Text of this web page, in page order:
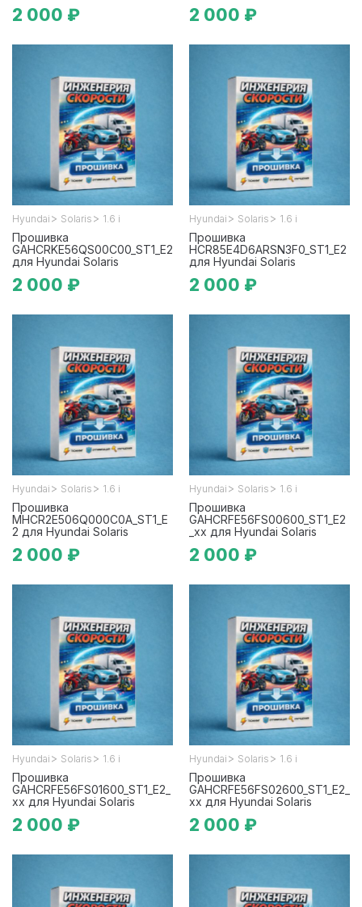
2 000 ₽ 2 000 ₽
Hyundai > Solaris > 1.6 i
Прошивка
GAHCRKE56QS00C00_ST1_E2
для Hyundai Solaris
2 000 ₽
Hyundai > Solaris > 1.6 i
Прошивка
HCR85E4D6ARSN3F0_ST1_E2
для Hyundai Solaris
2 000 ₽
Hyundai > Solaris > 1.6 i
Прошивка
MHCR2E506Q000C0A_ST1_E
2 для Hyundai Solaris
2 000 ₽
Hyundai > Solaris > 1.6 i
Прошивка
GAHCRFE56FS00600_ST1_E2
_xx для Hyundai Solaris
2 000 ₽
Hyundai > Solaris > 1.6 i
Прошивка
GAHCRFE56FS01600_ST1_E2_
xx для Hyundai Solaris
2 000 ₽
Hyundai > Solaris > 1.6 i
Прошивка
GAHCRFE56FS02600_ST1_E2_
xx для Hyundai Solaris
2 000 ₽